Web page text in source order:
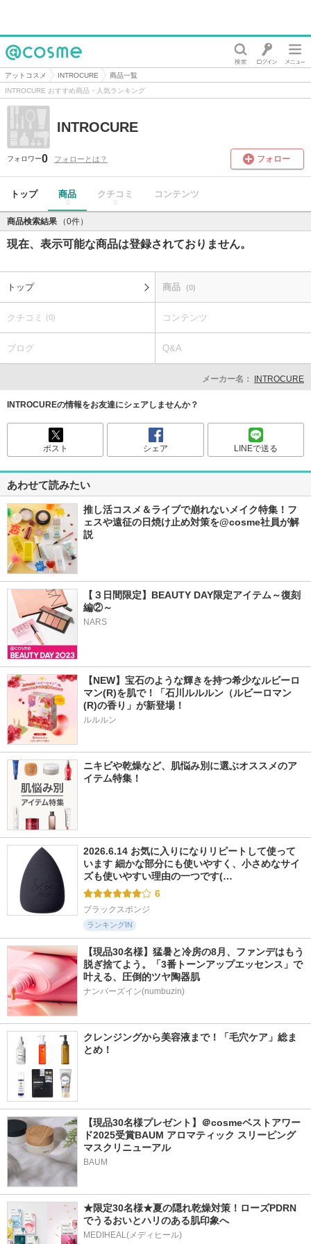
@cosme
アットコスメ INTROCURE
商品一覧
INTROCURE おすすめ商品・人気ランキング
INTROCURE
フォロワー0 フォローとは？ フォロー
トップ 商品
0
クチコミ
0
コンテンツ
商品検索結果 （0件）
現在、表示可能な商品は登録されておりません。
トップ 商品 (0)
クチコミ (0) コンテンツ
ブログ Q&A
メーカー名： INTROCURE
INTROCUREの情報をお友達にシェアしませんか？
ポスト シェア LINEで送る
あわせて読みたい
推し活コスメ＆ライブで崩れないメイク特集！フ
ェスや遠征の日焼け止め対策を@cosme社員が解
説
【３日間限定】BEAUTY DAY限定アイテム～復刻
編②～
NARS
【NEW】宝石のような輝きを持つ希少なルビーロ
マン(R)を肌で！「石川ルルルン（ルビーロマン
(R)の香り」が新登場！
ルルルン
ニキビや乾燥など、肌悩み別に選ぶオススメのア
イテム特集！
2026.6.14 お気に入りになりリピートして使って
います 細かな部分にも使いやすく、小さめなサイ
ズも使いやすい理由の一つです(…
6
ブラックスポンジ
ランキングIN
【現品30名様】猛暑と冷房の8月、ファンデはもう
脱ぎ捨てよう。「3番トーンアップエッセンス」で
叶える、圧倒的ツヤ陶器肌
ナンバーズイン(numbuzin)
クレンジングから美容液まで！「毛穴ケア」総ま
とめ！
【現品30名様プレゼント】＠cosmeベストアワー
ド2025受賞BAUM アロマティック スリーピング
マスクリニューアル
BAUM
★限定30名様★夏の隠れ乾燥対策！ローズPDRN
でうるおいとハリのある肌印象へ
MEDIHEAL(メディヒール)